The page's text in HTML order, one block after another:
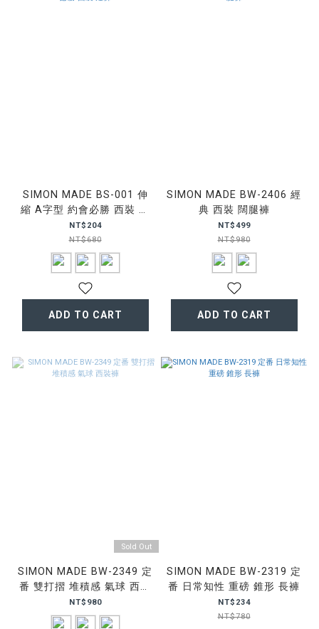
SIMON MADE BS-001 伸
縮 A字型 約會必勝 西裝 短
褲
NT$204
NT$680
ADD TO CART
SIMON MADE BW-2406 經
典 西裝 闊腿褲
NT$499
NT$980
ADD TO CART
Sold Out
SIMON MADE BW-2349 定
番 雙打摺 堆積感 氣球 西裝
褲
NT$980
SIMON MADE BW-2319 定
番 日常知性 重磅 錐形 長褲
NT$234
NT$780